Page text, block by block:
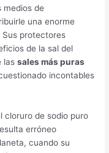
medios de
una enorme
Sus protectores
de la sal del
lassales más puras
incontables
cloruro de sodio puro
erróneo
cuando su